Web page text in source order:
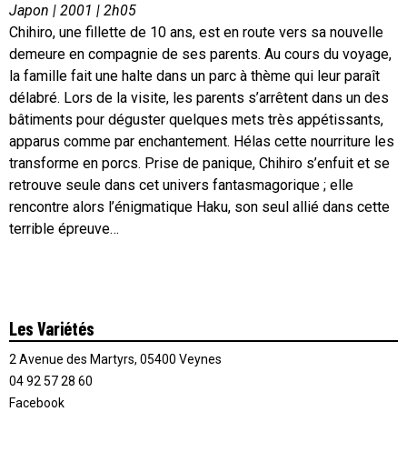
Japon | 2001 | 2h05
Chihiro, une fillette de 10 ans, est en route vers sa nouvelle
demeure en compagnie de ses parents. Au cours du voyage,
la famille fait une halte dans un parc à thème qui leur paraît
délabré. Lors de la visite, les parents s’arrêtent dans un des
bâtiments pour déguster quelques mets très appétissants,
apparus comme par enchantement. Hélas cette nourriture les
transforme en porcs. Prise de panique, Chihiro s’enfuit et se
retrouve seule dans cet univers fantasmagorique ; elle
rencontre alors l’énigmatique Haku, son seul allié dans cette
terrible épreuve…
Les Variétés
2 Avenue des Martyrs, 05400 Veynes
04 92 57 28 60
Facebook